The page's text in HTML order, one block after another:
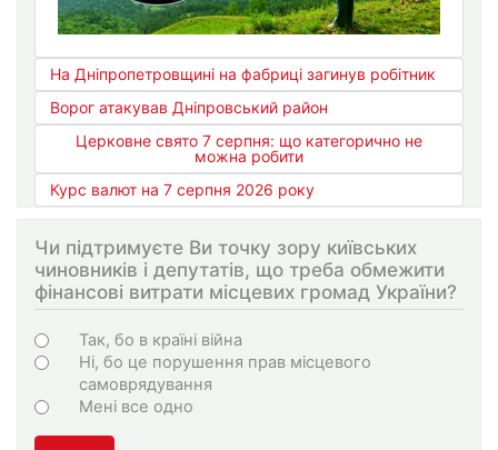
На Дніпропетровщині на фабриці загинув робітник
Ворог атакував Дніпровський район
Церковне свято 7 серпня: що категорично не
можна робити
Курс валют на 7 серпня 2026 року
Чи підтримуєте Ви точку зору київських
чиновників і депутатів, що треба обмежити
фінансові витрати місцевих громад України?
Варіанти
Так, бо в країні війна
Ні, бо це порушення прав місцевого
самоврядування
Мені все одно